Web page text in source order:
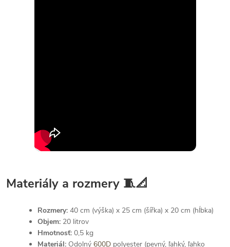
Materiály a rozmery 🧵📐
Rozmery: 40 cm (výška) x 25 cm (šířka) x 20 cm (hĺbka)
Objem: 20 litrov
Hmotnosť: 0,5 kg
Materiál: Odolný 600D polyester (pevný, ľahký, ľahko